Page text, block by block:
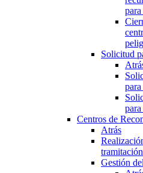
Solicitud
Centros de
Atrás
Gestión